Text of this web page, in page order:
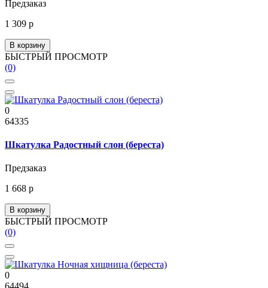
Предзаказ
1 309 р
В корзину
БЫСТРЫЙ ПРОСМОТР
(0)
0
64335
Шкатулка Радостный слон (береста)
Предзаказ
1 668 р
В корзину
БЫСТРЫЙ ПРОСМОТР
(0)
0